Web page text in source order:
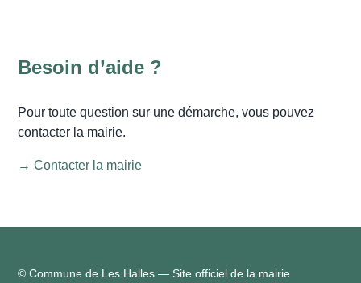
Besoin d’aide ?
Pour toute question sur une démarche, vous pouvez
contacter la mairie.
→ Contacter la mairie
© Commune de Les Halles — Site officiel de la mairie